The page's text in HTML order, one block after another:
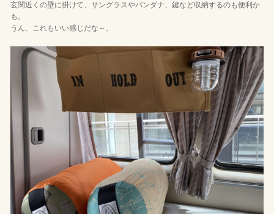
玄関近くの壁に掛けて、サングラスやバンダナ、鍵など収納するのも便利か
も。
うん、これもいい感じだな～。